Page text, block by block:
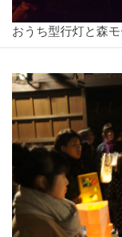
おうち型行灯と森